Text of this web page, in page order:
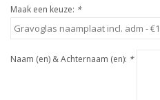
Maak een keuze: *
Naam (en) & Achternaam (en): *